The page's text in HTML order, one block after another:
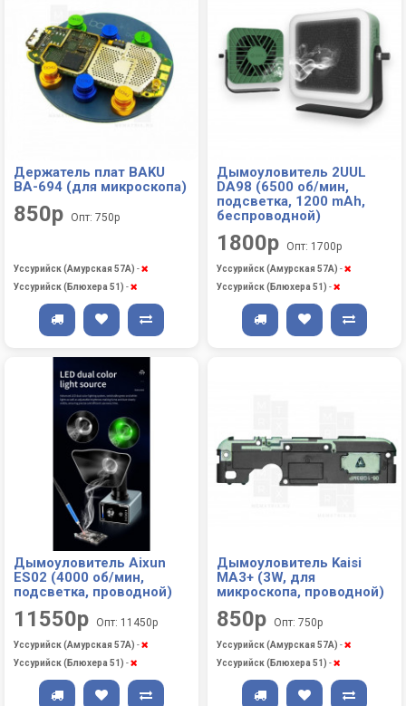
Держатель плат BAKU
BA-694 (для микроскопа)
850р Опт: 750р
Уссурийск (Амурская 57А) -
Уссурийск (Блюхера 51) -
Дымоуловитель 2UUL
DA98 (6500 об/мин,
подсветка, 1200 mAh,
беспроводной)
1800р Опт: 1700р
Уссурийск (Амурская 57А) -
Уссурийск (Блюхера 51) -
Дымоуловитель Aixun
ES02 (4000 об/мин,
подсветка, проводной)
11550р Опт: 11450р
Уссурийск (Амурская 57А) -
Уссурийск (Блюхера 51) -
Дымоуловитель Kaisi
MA3+ (3W, для
микроскопа, проводной)
850р Опт: 750р
Уссурийск (Амурская 57А) -
Уссурийск (Блюхера 51) -